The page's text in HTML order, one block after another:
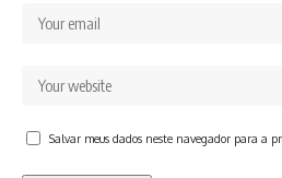
Salvar meus dados neste navegador para a